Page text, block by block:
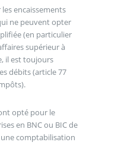
encaissements
ne peuvent opter
(en particulier
supérieur à
il est toujours
débits (article 77
opté pour le
en BNC ou BIC de
comptabilisation